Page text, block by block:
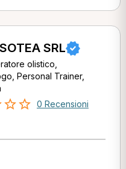
SRL
olistico,
Personal Trainer,
0 Recensioni